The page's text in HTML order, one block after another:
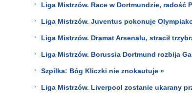
Liga Mistrzów. Race w Dortmundzie, radość
Liga Mistrzów. Juventus pokonuje
Liga Mistrzów. Dramat Arsenalu, stracił
Liga Mistrzów. Borussia Dortmund rozbija
Szpilka: Bóg Kliczki nie znokautuje »
Liga Mistrzów. Liverpool zostanie ukarany